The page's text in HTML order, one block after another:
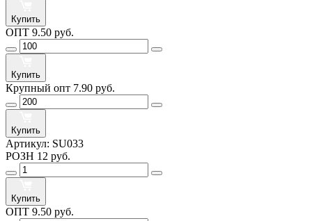
Купить
ОПТ 9.50 руб.
Купить
Крупный опт 7.90 руб.
Купить
Артикул: SU033
РОЗН 12 руб.
Купить
ОПТ 9.50 руб.